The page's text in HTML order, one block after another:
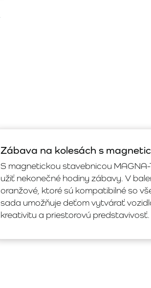
Zábava na kolesách s
S magnetickou stavebnicou
užiť nekonečné hodiny zábavy. V
oranžové, ktoré sú kompatibilné so
sada umožňuje deťom vytvárať
kreativitu a priestorovú predstavivosť.